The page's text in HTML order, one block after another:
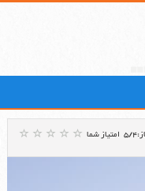
4 امتیاز شما